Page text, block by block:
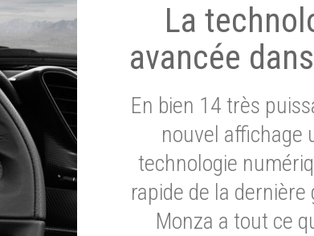
La
avancée
En bien 14 très
nouvel affichage
technologie
rapide de la
Monza a tout ce